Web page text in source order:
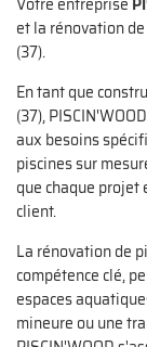
et la rénovation
(37).
En tant que
(37),
aux besoins
piscines sur
que chaque
client.
La rénovation de
compétence clé,
espaces
mineure ou une